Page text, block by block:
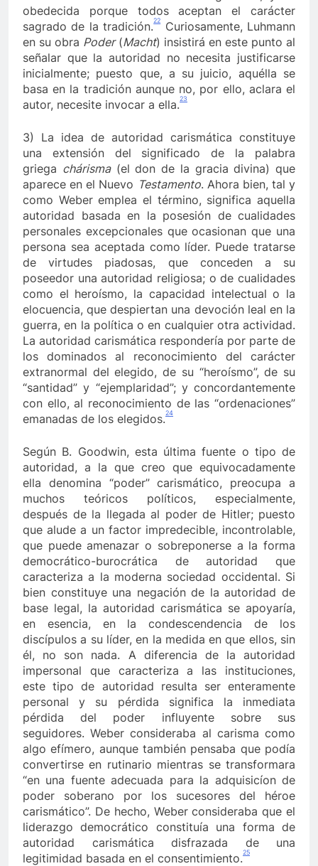
obedecida porque todos aceptan el carácter
sagrado de la tradición.22Curiosamente, Luhmann
en su obra Poder(Macht) insistirá en este punto al
señalar que la autoridad no necesita justificarse
inicialmente; puesto que, a su juicio, aquélla se
basa en la tradición aunque no, por ello, aclara el
autor, necesite invocar a ella.23
3) La idea de autoridad carismática constituye
una extensión del significado de la palabra
griega chárisma(el don de la gracia divina) que
aparece en el Nuevo Testamento. Ahora bien, tal y
como Weber emplea el término, significa aquella
autoridad basada en la posesión de cualidades
personales excepcionales que ocasionan que una
persona sea aceptada como líder. Puede tratarse
de virtudes piadosas, que conceden a su
poseedor una autoridad religiosa; o de cualidades
como el heroísmo, la capacidad intelectual o la
elocuencia, que despiertan una devoción leal en la
guerra, en la política o en cualquier otra actividad.
La autoridad carismática respondería por parte de
los dominados al reconocimiento del carácter
extranormal del elegido, de su “heroísmo”, de su
“santidad” y “ejemplaridad”; y concordantemente
con ello, al reconocimiento de las “ordenaciones”
emanadas de los elegidos.24
Según B. Goodwin, esta última fuente o tipo de
autoridad, a la que creo que equivocadamente
ella denomina “poder” carismático, preocupa a
muchos teóricos políticos, especialmente,
después de la llegada al poder de Hitler; puesto
que alude a un factor impredecible, incontrolable,
que puede amenazar o sobreponerse a la forma
democrático-burocrática de autoridad que
caracteriza a la moderna sociedad occidental. Si
bien constituye una negación de la autoridad de
base legal, la autoridad carismática se apoyaría,
en esencia, en la condescendencia de los
discípulos a su líder, en la medida en que ellos, sin
él, no son nada. A diferencia de la autoridad
impersonal que caracteriza a las instituciones,
este tipo de autoridad resulta ser enteramente
personal y su pérdida significa la inmediata
pérdida del poder influyente sobre sus
seguidores. Weber consideraba al carisma como
algo efímero, aunque también pensaba que podía
convertirse en rutinario mientras se transformara
“en una fuente adecuada para la adquisicíon de
poder soberano por los sucesores del héroe
carismático”. De hecho, Weber consideraba que el
liderazgo democrático constituía una forma de
autoridad carismática disfrazada de una
legitimidad basada en el consentimiento.25